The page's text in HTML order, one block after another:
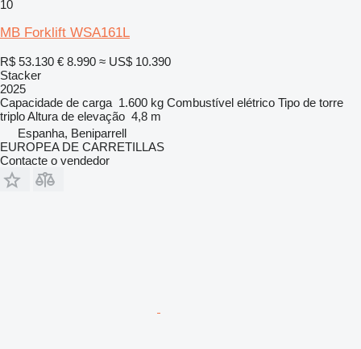
10
MB Forklift WSA161L
R$ 53.130 € 8.990 ≈ US$ 10.390
Stacker
2025
Capacidade de carga 1.600 kg Combustível elétrico Tipo de torre
triploAltura de elevação 4,8 m
Espanha, Beniparrell
EUROPEA DE CARRETILLAS
Contacte o vendedor